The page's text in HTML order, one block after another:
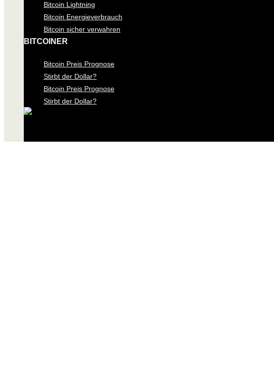
Bitcoin Lightning
Bitcoin Energieverbrauch
Bitcoin sicher verwahren
BITCOINER
Bitcoin Preis Prognose
Stirbt der Dollar?
Bitcoin Preis Prognose
Stirbt der Dollar?